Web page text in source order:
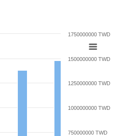
750000000 TWD
1000000000 TWD
1250000000 TWD
1500000000 TWD
1750000000 TWD